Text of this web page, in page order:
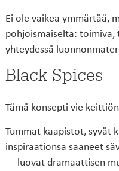
Ei ole vaikea ymmärtää,
pohjoismaiselta: toimiva,
yhteydessä
Black Spices
Tämä konsepti vie
Tummat kaapistot, syvät
inspiraationsa saaneet
— luovat dramaattisen